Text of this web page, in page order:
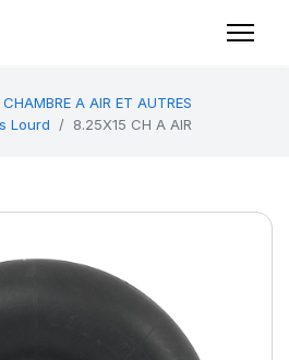
CHAMBRE A AIR ET AUTRES
Lourd
8.25X15 CH A AIR